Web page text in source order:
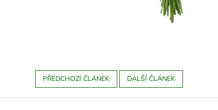
PŘEDCHOZÍ ČLÁNEK DALŠÍ ČLÁNEK
Z